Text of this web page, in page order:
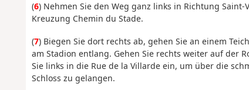
(6) Nehmen Sie den Weg ganz links in Richtung
Kreuzung Chemin du Stade.
(7) Biegen Sie dort rechts ab, gehen Sie an einem
am Stadion entlang. Gehen Sie rechts weiter auf der
Sie links in die Rue de la Villarde ein, um über die
Schloss zu gelangen.